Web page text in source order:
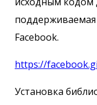
Facebook.
https://
Установка